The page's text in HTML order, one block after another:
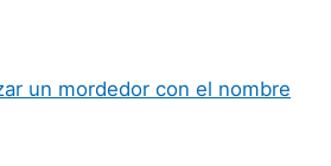
un mordedor con el nombre